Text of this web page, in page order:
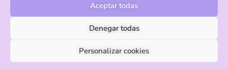
Aceptar todas
Denegar todas
Personalizar cookies
info@palmakids.es